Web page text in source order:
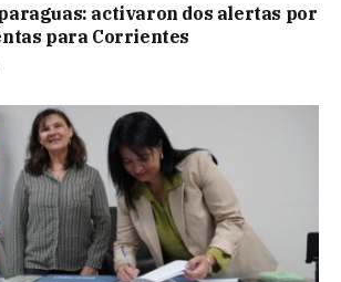
activaron dos alertas por
para Corrientes